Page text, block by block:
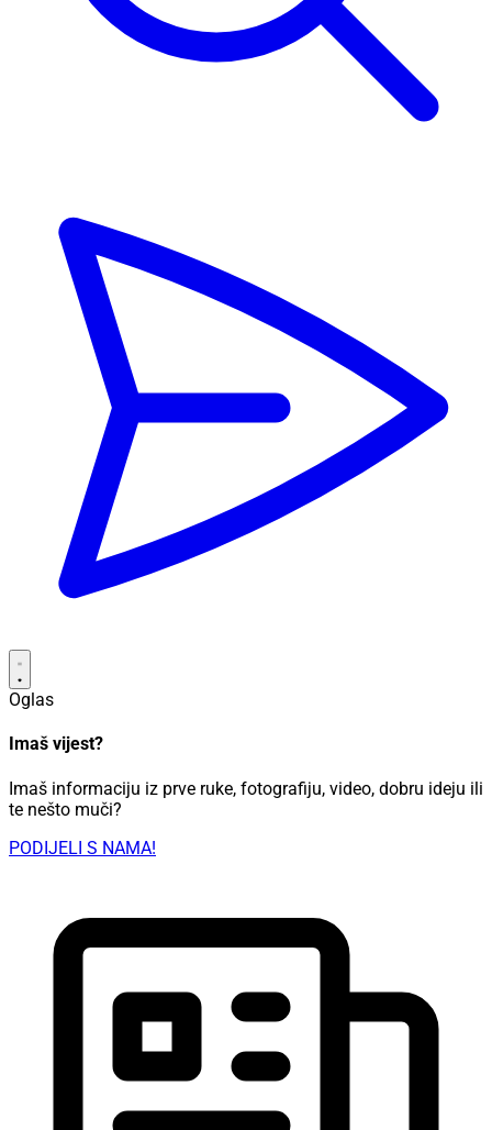
Oglas
Imaš vijest?
Imaš informaciju iz prve ruke, fotografiju, video, dobru ideju ili
te nešto muči?
PODIJELI S NAMA!